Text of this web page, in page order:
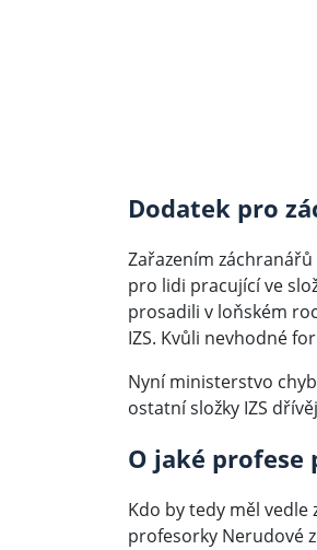
Dodatek pro
Zařazením
pro lidi pracující ve
prosadili v loňském
IZS. Kvůli nevhodné
Nyní ministerstvo
ostatní složky IZS
O jaké profese
Kdo by tedy měl
profesorky Nerudové